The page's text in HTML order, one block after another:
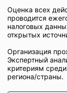
Оценка всех
проводится
налоговых
открытых
Организация
Экспертный
критериям
региона/страны.